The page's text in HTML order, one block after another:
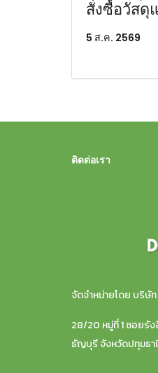
สั่งซื้อวัสดุ
5 ส.ค. 2569
ติดต่อเรา
จัดจำหน่ายโดย บริษั
28/20 หมู่ที่ 1 ซอยรั
ธัญบุรี จังหวัดปทุมธา